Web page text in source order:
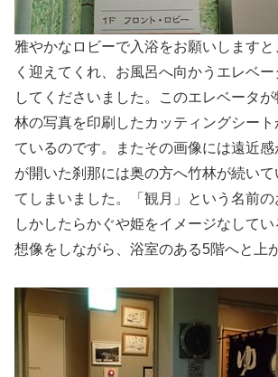
雅やかなロビーで入浴をお願いします
く迎えてくれ、お風呂へ向かうエレベ
してくださいました。このエレベータ
林の写真を印刷したカッティングシー
ているのです。またその画像には遠近
が開いた刹那には奥の方へ竹林が続い
てしまいました。「観月」という名前
しかしたらかぐや姫をイメージなして
想像をしながら、浴室のある5階へと上